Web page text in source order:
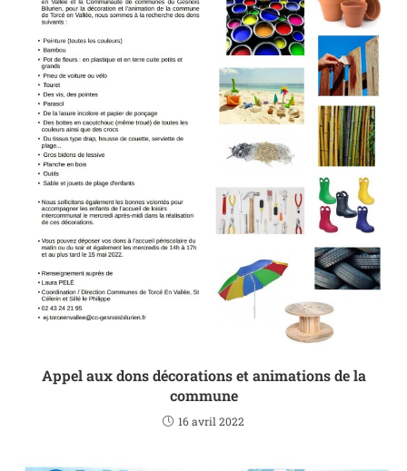
Appel aux dons décorations et animations de la
commune
16 avril 2022